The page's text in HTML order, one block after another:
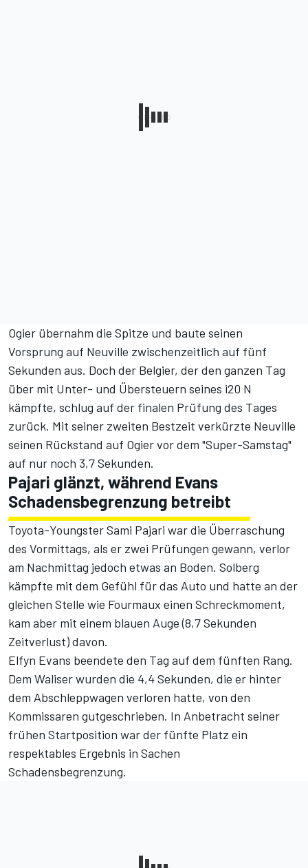
Ogier übernahm die Spitze und baute seinen
Vorsprung auf Neuville zwischenzeitlich auf fünf
Sekunden aus. Doch der Belgier, der den ganzen Tag
über mit Unter- und Übersteuern seines i20 N
kämpfte, schlug auf der finalen Prüfung des Tages
zurück. Mit seiner zweiten Bestzeit verkürzte Neuville
seinen Rückstand auf Ogier vor dem "Super-Samstag"
auf nur noch 3,7 Sekunden.
Pajari glänzt, während Evans
Schadensbegrenzung betreibt
Toyota-Youngster Sami Pajari war die Überraschung
des Vormittags, als er zwei Prüfungen gewann, verlor
am Nachmittag jedoch etwas an Boden. Solberg
kämpfte mit dem Gefühl für das Auto und hatte an der
gleichen Stelle wie Fourmaux einen Schreckmoment,
kam aber mit einem blauen Auge (8,7 Sekunden
Zeitverlust) davon.
Elfyn Evans beendete den Tag auf dem fünften Rang.
Dem Waliser wurden die 4,4 Sekunden, die er hinter
dem Abschleppwagen verloren hatte, von den
Kommissaren gutgeschrieben. In Anbetracht seiner
frühen Startposition war der fünfte Platz ein
respektables Ergebnis in Sachen
Schadensbegrenzung.